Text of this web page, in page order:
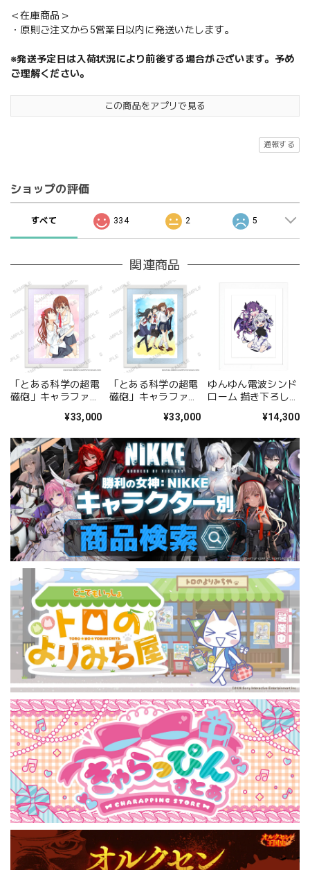
＜在庫商品＞
・原則ご注文から5営業日以内に発送いたします。
※発送予定日は入荷状況により前後する場合がございます。予め
ご理解ください。
この商品をアプリで見る
通報する
ショップの評価
すべて 334 2 5
関連商品
「とある科学の超電
磁砲」キャラファイ
¥33,000
「とある科学の超電
磁砲」キャラファイ
¥33,000
ゆんゆん電波シンド
ローム 描き下ろしキ
（Qちゃん&ゆんゆ
¥14,300